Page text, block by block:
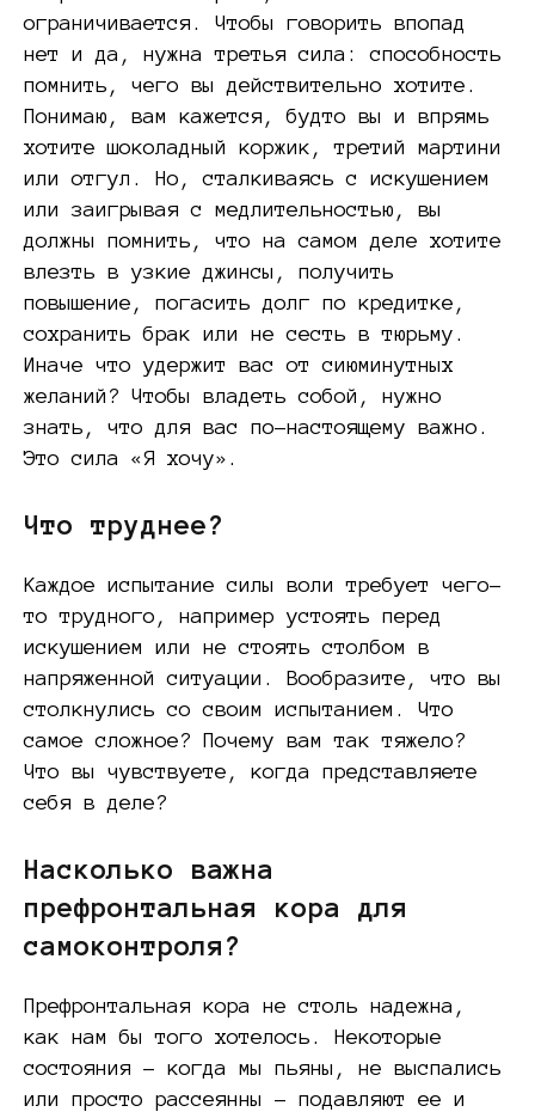
ограничивается. Чтобы говорить впопад
нет и да, нужна третья сила: способность
помнить, чего вы действительно хотите.
Понимаю, вам кажется, будто вы и впрямь
хотите шоколадный коржик, третий мартини
или отгул. Но, сталкиваясь с искушением
или заигрывая с медлительностью, вы
должны помнить, что на самом деле хотите
влезть в узкие джинсы, получить
повышение, погасить долг по кредитке,
сохранить брак или не сесть в тюрьму.
Иначе что удержит вас от сиюминутных
желаний? Чтобы владеть собой, нужно
знать, что для вас по-настоящему важно.
Это сила «Я хочу».
Что труднее?
Каждое испытание силы воли требует чего-
то трудного, например устоять перед
искушением или не стоять столбом в
напряженной ситуации. Вообразите, что вы
столкнулись со своим испытанием. Что
самое сложное? Почему вам так тяжело?
Что вы чувствуете, когда представляете
себя в деле?
Насколько важна
префронтальная кора для
самоконтроля?
Префронтальная кора не столь надежна,
как нам бы того хотелось. Некоторые
состояния – когда мы пьяны, не выспались
или просто рассеянны – подавляют ее и